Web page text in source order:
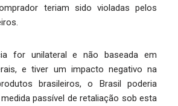
teriam sido violadas pelos
for unilateral e não baseada em
e tiver um impacto negativo na
brasileiros, o Brasil poderia
passível de retaliação sob esta